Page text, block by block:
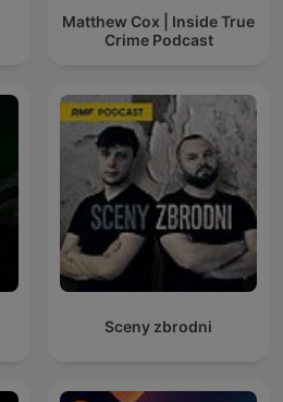
Matthew Cox | Inside True
Crime Podcast
Sceny zbrodni